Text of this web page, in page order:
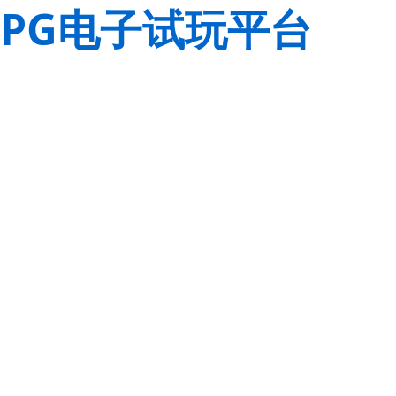
PG电子试玩平台